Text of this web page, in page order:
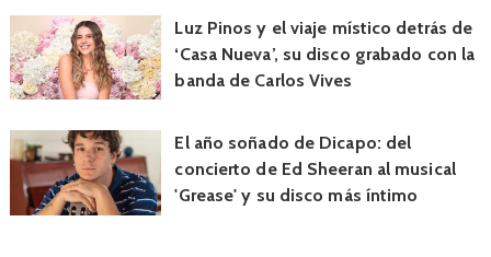
Luz Pinos y el viaje místico detrás de
‘Casa Nueva’, su disco grabado con la
banda de Carlos Vives
El año soñado de Dicapo: del
concierto de Ed Sheeran al musical
'Grease' y su disco más íntimo